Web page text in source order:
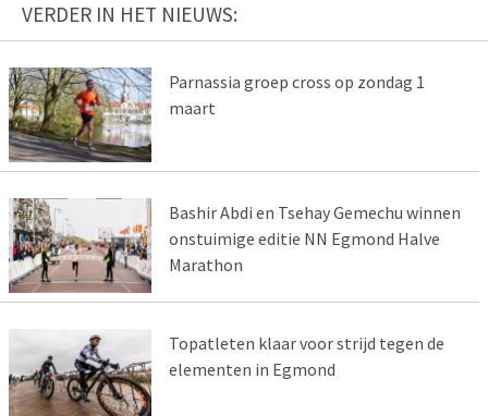
VERDER IN HET NIEUWS:
Parnassia groep cross op zondag 1
maart
Bashir Abdi en Tsehay Gemechu winnen
onstuimige editie NN Egmond Halve
Marathon
Topatleten klaar voor strijd tegen de
elementen in Egmond